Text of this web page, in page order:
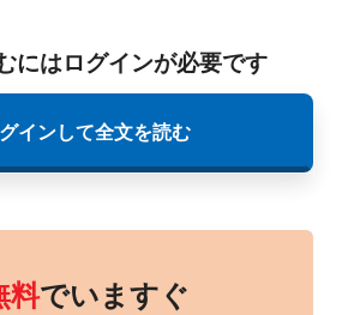
にはログインが必要です
インして全文を読む
料でいますぐ